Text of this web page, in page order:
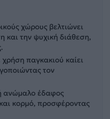
χώρους βελτιώνει
και την ψυχική διάθεση,
παγκακιού καίει
τον
ανώμαλο έδαφος
κορμό, προσφέροντας